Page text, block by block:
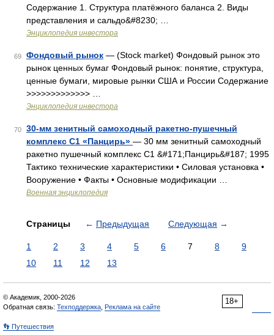
Содержание 1. Структура платёжного баланса 2. Виды
представления и сальдо&#8230; …
Энциклопедия инвестора
69 Фондовый рынок — (Stock market) Фондовый рынок это
рынок ценных бумаг Фондовый рынок: понятие, структура,
ценные бумаги, мировые рынки США и России Содержание
>>>>>>>>>>>>> …
Энциклопедия инвестора
70
30-мм зенитный самоходный ракетно-пушечный
комплекс С1 «Панцирь» — 30 мм зенитный самоходный
ракетно пушечный комплекс С1 &#171;Панцирь&#187; 1995
Тактико технические характеристики • Силовая установка •
Вооружение • Факты • Основные модификации …
Военная энциклопедия
Страницы ← Предыдущая Следующая →
1 2 3 4 5 6 7 8
9
10
11 12 13
18+
© Академик, 2000-2026
Обратная связь: Техподдержка Реклама на сайте
👣 Путешествия